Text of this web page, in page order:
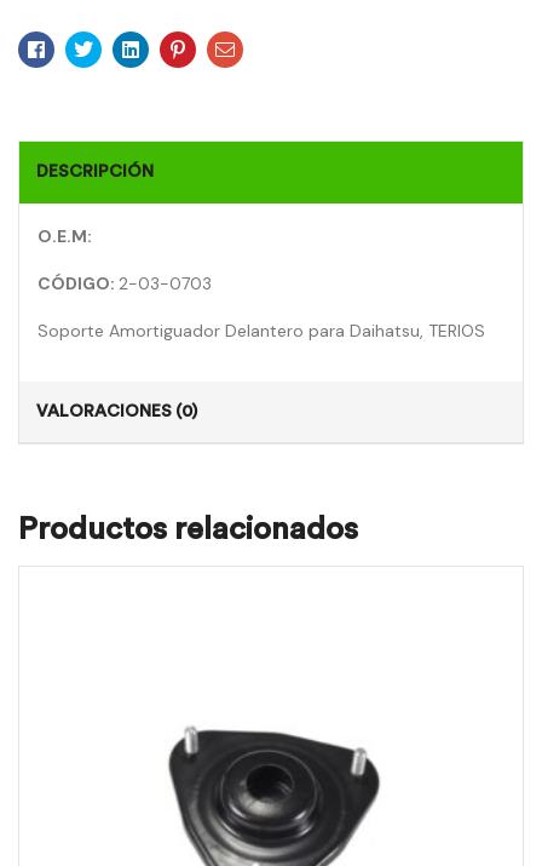
Facebook
TwitterLinkedinPinterest
Email
DESCRIPCIÓN
O.E.M:
CÓDIGO: 2-03-0703
Soporte Amortiguador Delantero para Daihatsu, TERIOS
VALORACIONES (0)
Productos relacionados